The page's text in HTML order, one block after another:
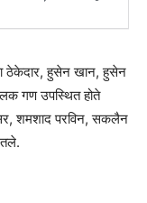
ठेकेदार, हुसेन खान, हुसेन
गण उपस्थित होते
शमशाद परविन, सकलैन